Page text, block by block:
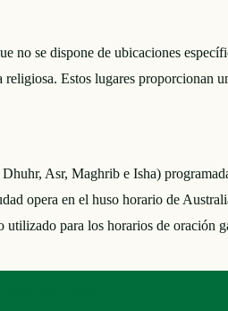
se dispone de ubicaciones
Estos lugares proporcionan
Asr, Maghrib e Isha)
opera en el huso horario de
para los horarios de oración